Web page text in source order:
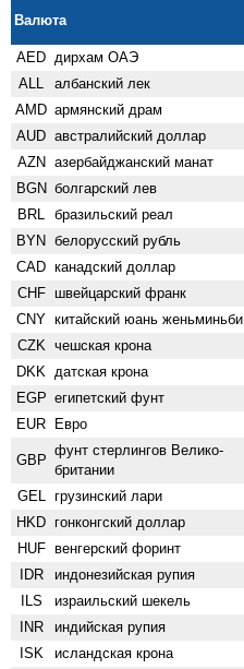
Валюта
AED дирхам ОАЭ
ALL албанский лек
AMD армянский драм
AUD австралийский доллар
AZN азербайджанский манат
BGN болгарский лев
BRL бразильский реал
BYN белорусский рубль
CAD канадский доллар
CHF швейцарский франк
CNY китайский юань женьминьби
CZK чешская крона
DKK датская крона
EGP египетский фунт
EUR Евро
GBP
фунт стерлингов Велико­
британии
GEL грузинский лари
HKD гонконгский доллар
HUF венгерский форинт
IDR индонезийская рупия
ILS израильский шекель
INR индийская рупия
ISK исландская крона